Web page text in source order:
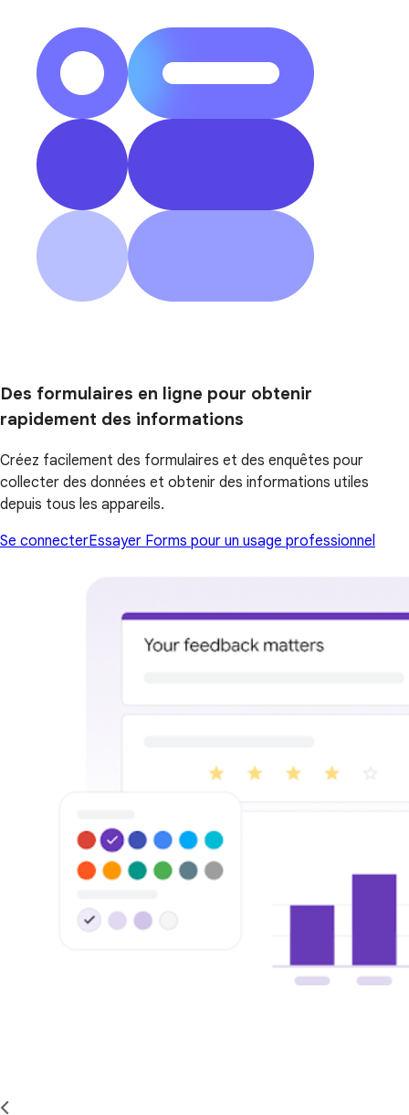
Des formulaires en ligne pour obtenir
rapidement des informations
Créez facilement des formulaires et des enquêtes pour
collecter des données et obtenir des informations utiles
depuis tous les appareils.
Se connecterEssayer Forms pour un usage professionnel